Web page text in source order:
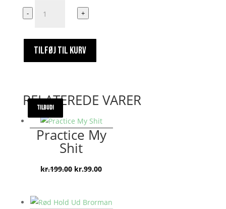
Kim
Hot
antal
- +
TILFØJ TIL KURV
RELATEREDE VARER
TILBUD!
Practice My
Shit
kr.199.00 Den
kr.99.00Den
TILBUD!
TILBUD!
TILBUD!